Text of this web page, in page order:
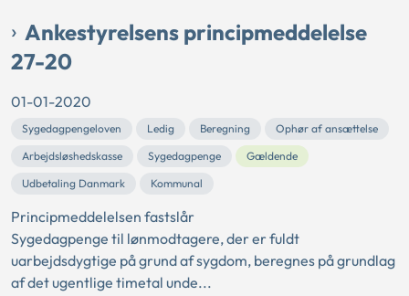
Ankestyrelsens principmeddelelse
27-20
01-01-2020
Sygedagpengeloven Ledig Beregning
Ophør af ansættelse
Arbejdsløshedskasse
Sygedagpenge
Gældende
Udbetaling Danmark
Kommunal
Principmeddelelsen fastslår
Sygedagpenge til lønmodtagere, der er fuldt
uarbejdsdygtige på grund af sygdom, beregnes på grundlag
af det ugentlige timetal unde...